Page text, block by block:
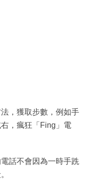
，獲取步數，例如手
，瘋狂「Fing」電
話不會因為一時手跣